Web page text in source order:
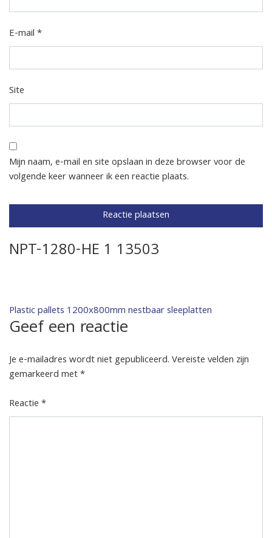
E-mail*
Site
Mijn naam, e-mail en site opslaan in deze browser voor de
volgende keer wanneer ik een reactie plaats.
NPT-1280-HE 1 13503
Bericht
navigatie
Plastic pallets 1200x800mm nestbaar sleeplatten
Geef een reactie
Je e-mailadres wordt niet gepubliceerd.Vereiste velden zijn
gemarkeerd met*
Reactie*